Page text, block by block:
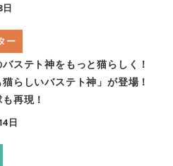
ー
ステト神をもっと猫らしく！
猫らしいバステト神」が登場！
再現！
日